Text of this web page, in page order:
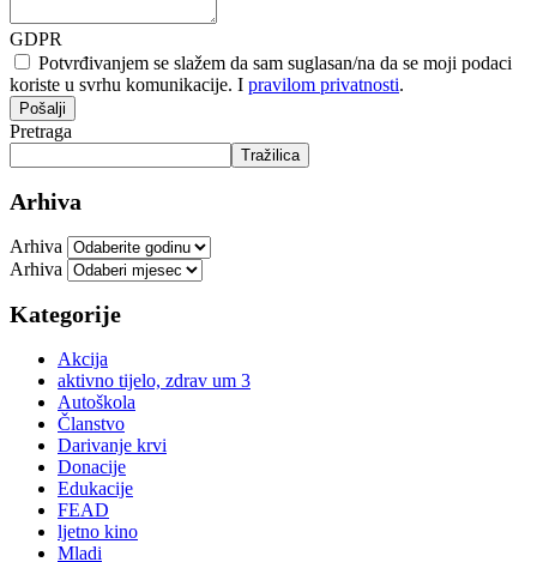
GDPR
Potvrđivanjem se slažem da sam suglasan/na da se moji podaci
koriste u svrhu komunikacije. I pravilom privatnosti.
Pošalji
Pretraga
Tražilica
Arhiva
Arhiva
Arhiva
Kategorije
Akcija
aktivno tijelo, zdrav um 3
Autoškola
Članstvo
Darivanje krvi
Donacije
Edukacije
FEAD
ljetno kino
Mladi